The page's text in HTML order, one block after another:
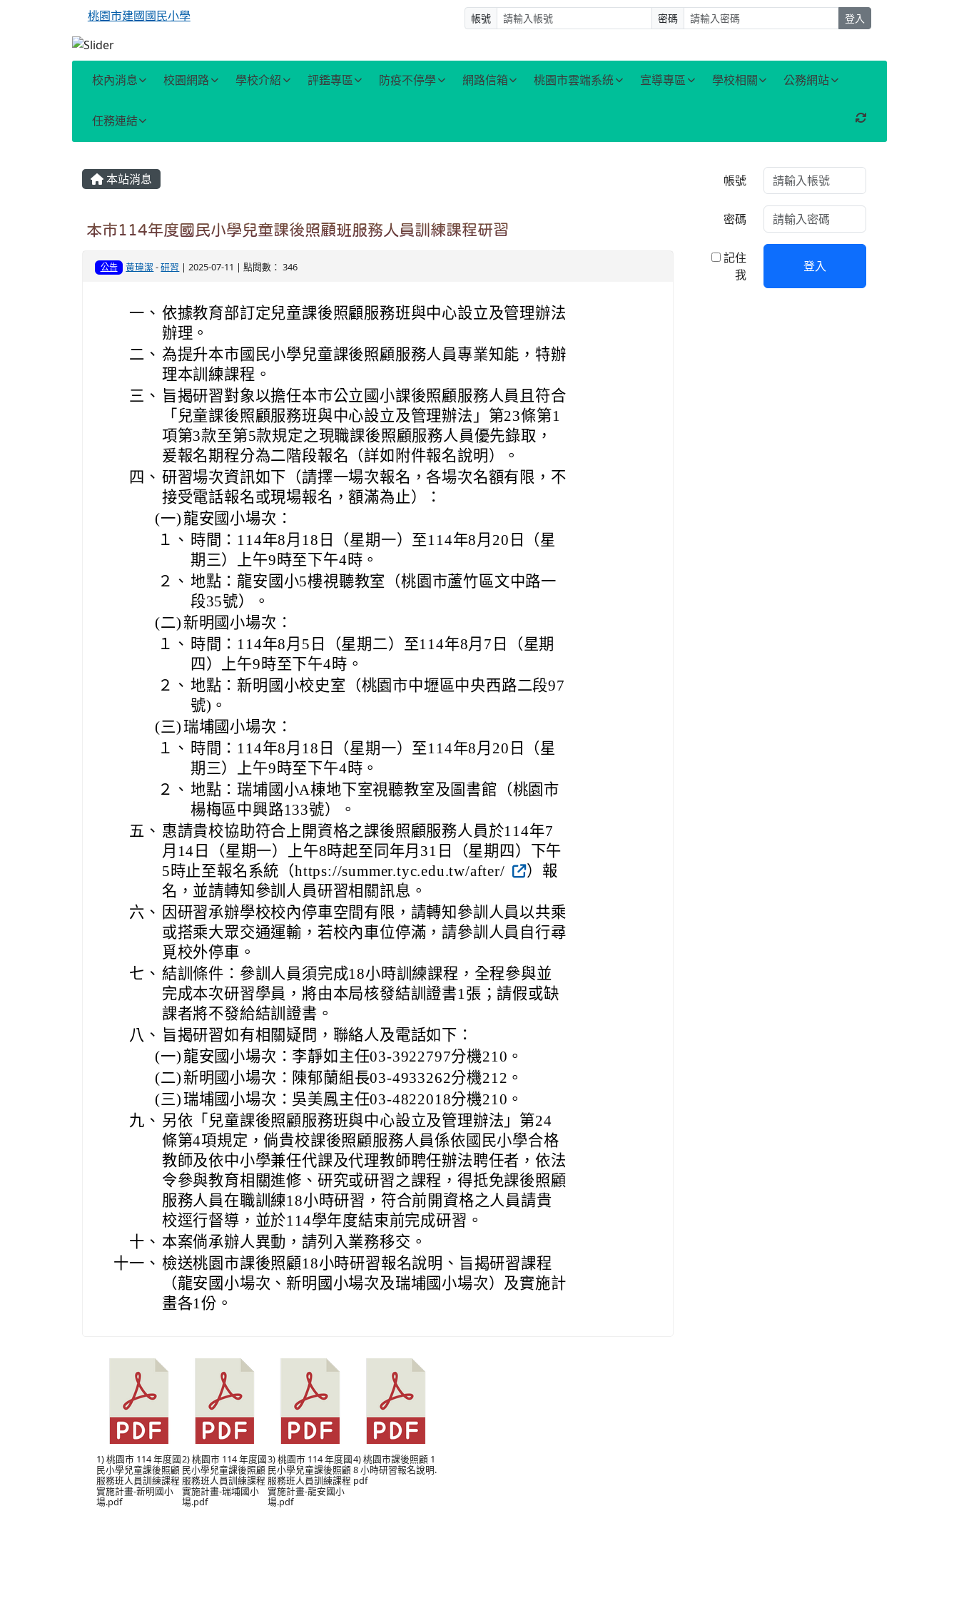
桃園市建國國民小學 帳號 密碼 登入
校內消息 校園網路 學校介紹 評鑑專區 防疫不停學 網路信箱 桃園市雲端系統 宣導專區 學校相關 公務網站
任務連結 重新取得佈景設定
主內容區域
本站消息
本市114年度國民小學兒童課後照顧班服務人員訓練課程研習
公告 黃瑋潔 -研習 | 2025-07-11 | 點閱數： 346
一、 依據教育部訂定兒童課後照顧服務班與中心設立及管理辦法
辦理。
二、 為提升本市國民小學兒童課後照顧服務人員專業知能，特辦
理本訓練課程。
三、 旨揭研習對象以擔任本市公立國小課後照顧服務人員且符合
「兒童課後照顧服務班與中心設立及管理辦法」第23條第1
項第3款至第5款規定之現職課後照顧服務人員優先錄取，
爰報名期程分為二階段報名（詳如附件報名說明）。
四、 研習場次資訊如下（請擇一場次報名，各場次名額有限，不
接受電話報名或現場報名，額滿為止）：
(一)龍安國小場次：
１、 時間：114年8月18日（星期一）至114年8月20日（星
期三）上午9時至下午4時。
２、 地點：龍安國小5樓視聽教室（桃園市蘆竹區文中路一
段35號）。
(二) 新明國小場次：
１、 時間：114年8月5日（星期二）至114年8月7日（星期
四）上午9時至下午4時。
２、 地點：新明國小校史室（桃園市中壢區中央西路二段97
號)。
(三) 瑞埔國小場次：
１、 時間：114年8月18日（星期一）至114年8月20日（星
期三）上午9時至下午4時。
２、 地點：瑞埔國小A棟地下室視聽教室及圖書館（桃園市
楊梅區中興路133號）。
五、 惠請貴校協助符合上開資格之課後照顧服務人員於114年7
月14日（星期一）上午8時起至同年月31日（星期四）下午
5時止至報名系統（https://summer.tyc.edu.tw/after/
）報
名，並請轉知參訓人員研習相關訊息。
六、 因研習承辦學校校內停車空間有限，請轉知參訓人員以共乘
或搭乘大眾交通運輸，若校內車位停滿，請參訓人員自行尋
覓校外停車。
七、 結訓條件：參訓人員須完成18小時訓練課程，全程參與並
完成本次研習學員，將由本局核發結訓證書1張；請假或缺
課者將不發給結訓證書。
八、 旨揭研習如有相關疑問，聯絡人及電話如下：
(一)龍安國小場次：李靜如主任03-3922797分機210。
(二) 新明國小場次：陳郁蘭組長03-4933262分機212。
(三) 瑞埔國小場次：吳美鳳主任03-4822018分機210。
九、 另依「兒童課後照顧服務班與中心設立及管理辦法」第24
條第4項規定，倘貴校課後照顧服務人員係依國民小學合格
教師及依中小學兼任代課及代理教師聘任辦法聘任者，依法
令參與教育相關進修、研究或研習之課程，得抵免課後照顧
服務人員在職訓練18小時研習，符合前開資格之人員請貴
校逕行督導，並於114學年度結束前完成研習。
十、 本案倘承辦人異動，請列入業務移交。
十一、 檢送桃園市課後照顧18小時研習報名說明、旨揭研習課程
（龍安國小場次、新明國小場次及瑞埔國小場次）及實施計
畫各1份。
1) 桃園市 114 年度國
民小學兒童課後照顧
服務班人員訓練課程
實施計畫-新明國小
場.pdf
2) 桃園市 114 年度國
民小學兒童課後照顧
服務班人員訓練課程
實施計畫-瑞埔國小
場.pdf
3) 桃園市 114 年度國
民小學兒童課後照顧
服務班人員訓練課程
實施計畫-龍安國小
場.pdf
4) 桃園市課後照顧 1
8 小時研習報名說明.
pdf
右邊區域內容
帳號
密碼
記住
我
登入